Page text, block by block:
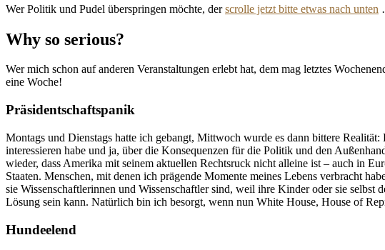
Wer Politik und Pudel überspringen möchte, derscrolle jetzt bitte etwas nach unten
Why so serious?
Wer mich schon auf anderen Veranstaltungen erlebt hat, dem mag letztes
eine Woche!
Präsidentschaftspanik
Montags und Dienstags hatte ich gebangt, Mittwoch wurde es dann bittere
interessieren habe und ja, über die Konsequenzen für die Politik und den
wieder, dass Amerika mit seinem aktuellen Rechtsruck nicht alleine ist – auch in
Staaten. Menschen, mit denen ich prägende Momente meines Lebens verbracht
sie Wissenschaftlerinnen und Wissenschaftler sind, weil ihre Kinder oder sie
Lösung sein kann. Natürlich bin ich besorgt, wenn nun White House, House of
Hundeelend